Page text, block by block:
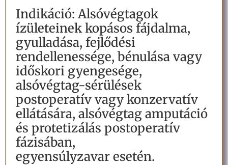
Indikáció: Alsóvégtagok
ízületeinek kopásos fájdalma,
gyulladása, fejlődési
rendellenessége, bénulása vagy
időskori gyengesége,
alsóvégtag-sérülések
postoperatív vagy konzervatív
ellátására, alsóvégtag amputáció
és protetizálás postoperatív
fázisában,
egyensúlyzavar esetén.